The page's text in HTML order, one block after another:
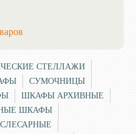
СТЕЛЛАЖИ
СУМОЧНИЦЫ
ШКАФЫ АРХИВНЫЕ
ШКАФЫ